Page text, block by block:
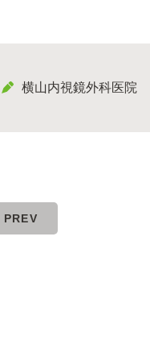
横山内視鏡外科医院
PREV